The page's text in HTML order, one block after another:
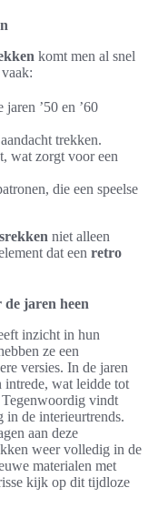
komt men al snel
’50 en ’60
trekken.
wat zorgt voor een
die een speelse
niet alleen
dat een retro
de jaren heen
inzicht in hun
ze een
versies. In de jaren
intrede, wat leidde tot
vindt
in de interieurtrends.
aan deze
weer volledig in de
materialen met
kijk op dit tijdloze